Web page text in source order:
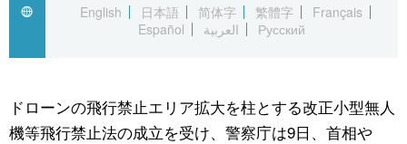
Русский
国際
文化
アーカイブ
Japan Data
動画/Live
スポーツ・東京2020
English
日本語 简体字 繁體字
Français
Español
العربية Русский
ドローンの飛行禁止エリア拡大を柱とする改正小型無人
機等飛行禁止法の成立を受け、警察庁は9日、首相や